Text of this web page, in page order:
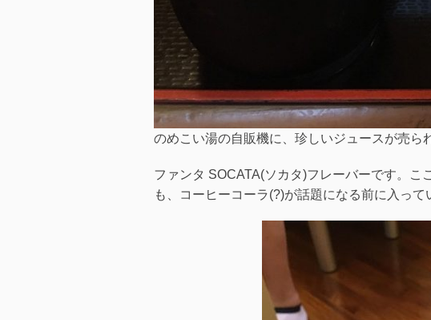
のめこい湯の自販機に、珍しいジュースが売ら
ファンタ SOCATA(ソカタ)フレーバーです。
も、コーヒーコーラ(?)が話題になる前に入って